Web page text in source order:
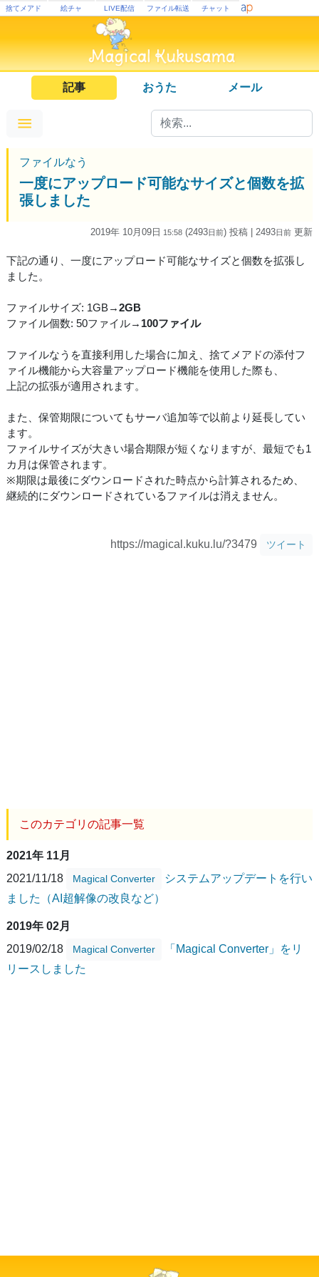
捨てメアド 絵チャ LIVE配信 ファイル転送 チャット
記事 おうた メール
ファイルなう
一度にアップロード可能なサイズと個数を拡
張しました
2019年 10月09日 15:58 (2493日前) 投稿 | 2493日前 更新
下記の通り、一度にアップロード可能なサイズと個数を拡張し
ました。
ファイルサイズ: 1GB→2GB
ファイル個数: 50ファイル→ 100ファイル
ファイルなうを直接利用した場合に加え、捨てメアドの添付フ
ァイル機能から大容量アップロード機能を使用した際も、
上記の拡張が適用されます。
また、保管期限についてもサーバ追加等で以前より延長してい
ます。
ファイルサイズが大きい場合期限が短くなりますが、最短でも1
カ月は保管されます。
※期限は最後にダウンロードされた時点から計算されるため、
継続的にダウンロードされているファイルは消えません。
https://magical.kuku.lu/?3479 ツイート
このカテゴリの記事一覧
2021年 11月
2021/11/18
Magical Converter
システムアップデートを行い
ました（AI超解像の改良など）
2019年 02月
2019/02/18
Magical Converter
「Magical Converter」をリ
リースしました